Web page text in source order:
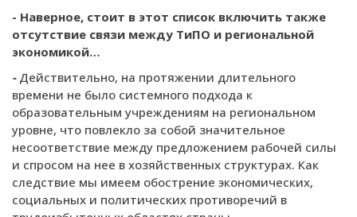
- Наверное, стоит в этот список включить также
отсутствие связи между ТиПО и региональной
экономикой…
- Действительно, на протяжении длительного
времени не было системного подхода к
образовательным учреждениям на региональном
уровне, что повлекло за собой значительное
несоответствие между предложением рабочей силы
и спросом на нее в хозяйственных структурах. Как
следствие мы имеем обострение экономических,
социальных и политических противоречий в